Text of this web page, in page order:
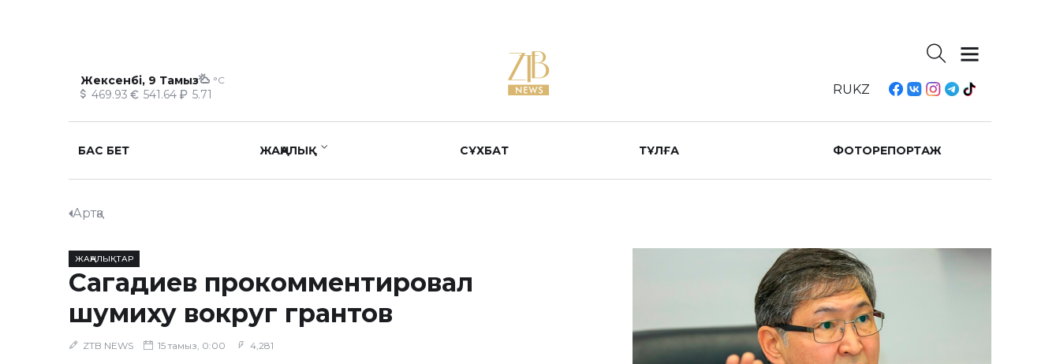
Жексенбі, 9 Тамыз °C
469.93 541.64 5.71 RUKZ
БАС БЕТ ЖАҢАЛЫҚ СҰХБАТ ТҰЛҒА ФОТОРЕПОРТАЖ
Артқа
ЖАҢАЛЫҚТАР
Сагадиев прокомментировал
шумиху вокруг грантов
ZTB NEWS 15 тамыз, 0:00 4,281